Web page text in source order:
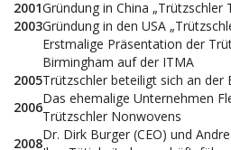
2001Gründung in China „Trützschler
2003Gründung in den USA
Erstmalige Präsentation der
Birmingham auf der ITMA
2005Trützschler beteiligt sich an der
2006
Das ehemalige Unternehmen
Trützschler Nonwovens
2008
Dr. Dirk Burger (CEO) und